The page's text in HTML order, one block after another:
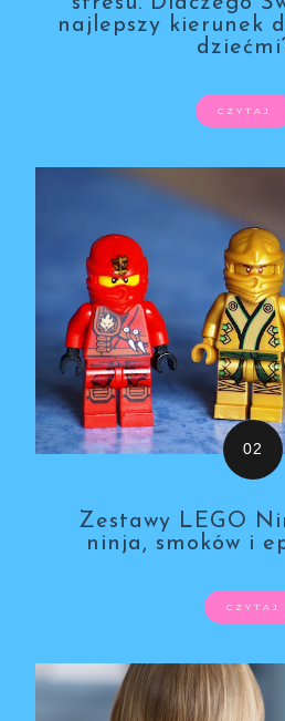
najlepszy kierunek
CZYTAJ
Zestawy LEGO
ninja, smoków i
CZYTAJ